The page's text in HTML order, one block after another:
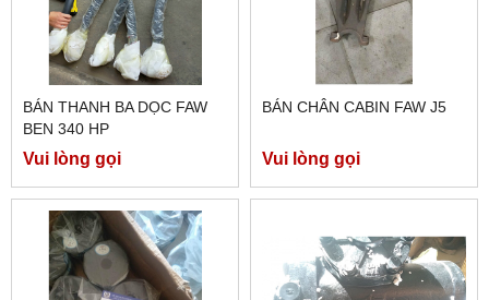
BÁN THANH BA DỌC FAW
BEN 340 HP
Vui lòng gọi
BÁN CHÂN CABIN FAW J5
Vui lòng gọi